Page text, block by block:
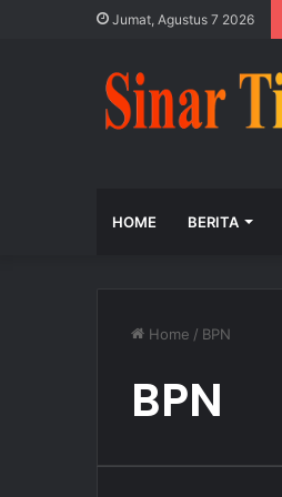
Jumat, Agustus 7 2026
HOME BERITA
Home / BPN
BPN